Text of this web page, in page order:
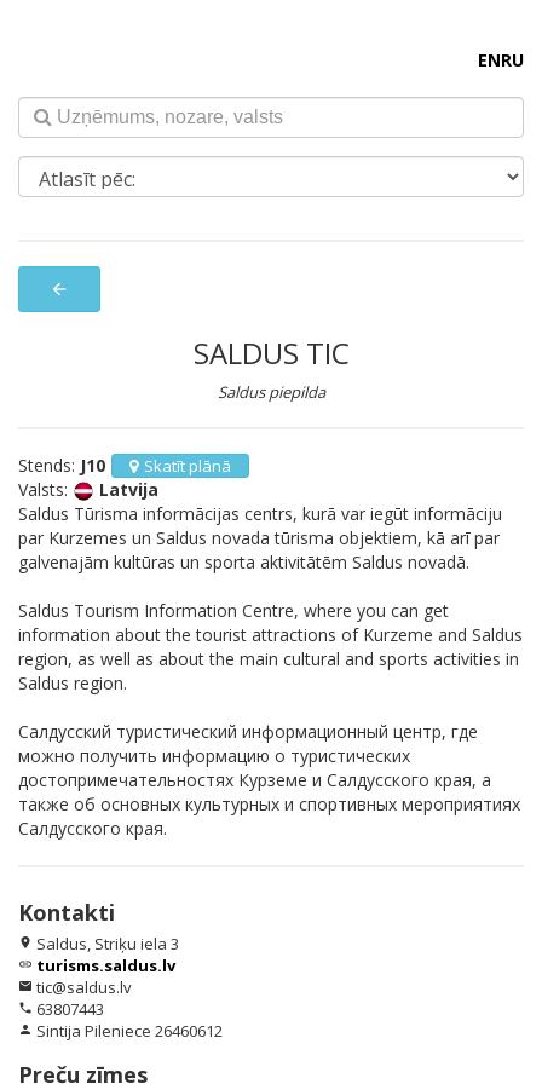
ENRU
arrow_back
SALDUS TIC
Saldus piepilda
Stends: J10 Skatīt plānā
Valsts:
Latvija
Saldus Tūrisma informācijas centrs, kurā var iegūt informāciju
par Kurzemes un Saldus novada tūrisma objektiem, kā arī par
galvenajām kultūras un sporta aktivitātēm Saldus novadā.
Saldus Tourism Information Centre, where you can get
information about the tourist attractions of Kurzeme and Saldus
region, as well as about the main cultural and sports activities in
Saldus region.
Салдусский туристический информационный центр, где
можно получить информацию о туристических
достопримечательностях Курземе и Салдусского края, а
также об основных культурных и спортивных мероприятиях
Салдусского края.
Kontakti
location_on Saldus, Striķu iela 3
link turisms.saldus.lv
email tic@saldus.lv
phone 63807443
person Sintija Pileniece 26460612
Preču zīmes